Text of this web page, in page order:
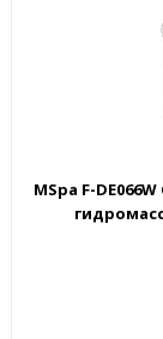
MSpa F-